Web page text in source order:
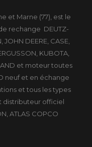
et Marne (77), est le
rechange DEUTZ-
JOHN DEERE, CASE,
KUBOTA,
et moteur toutes
neuf et en échange
et tous les types
distributeur officiel
ATLAS COPCO